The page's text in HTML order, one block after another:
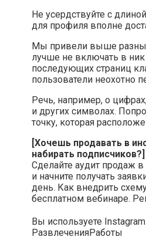
Не усердствуйте с
для профиля вполне
Мы привели выше
лучше не включать в
последующих страниц
пользователи неохотно
Речь, например, о
и других символах.
точку, которая
[Хочешь продавать в
набирать подписчиков?]
Сделайте аудит продаж
и начните получать
день. Как внедрить
бесплатном вебинаре.
Вы используете
РазвлеченияРаботы